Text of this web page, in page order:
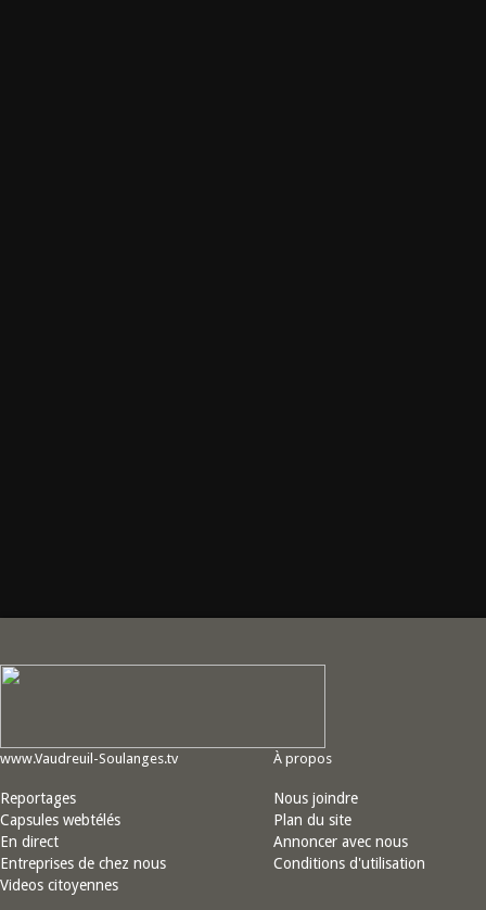
www.Vaudreuil-Soulanges.tv
Reportages
Capsules webtélés
En direct
Entreprises de chez nous
Videos citoyennes
À propos
Nous joindre
Plan du site
Annoncer avec nous
Conditions d'utilisation